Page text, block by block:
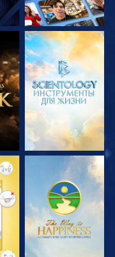
СМОТРЕТЬ
ПЕРЕДАЧИ
СМОТРЕТЬ